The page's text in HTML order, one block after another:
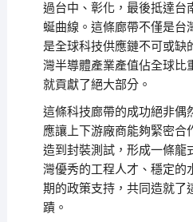
過台中、彰化，最後抵達台
蜒曲線。這條廊帶不僅是台
是全球科技供應鏈不可或缺
灣半導體產業產值佔全球比
就貢獻了絕大部分。
這條科技廊帶的成功絕非偶
應讓上下游廠商能夠緊密合
造到封裝測試，形成一條龍
灣優秀的工程人才、穩定的
期的政策支持，共同造就了
蹟。